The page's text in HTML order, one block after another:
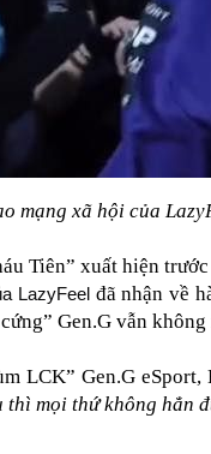
mạng xã hội của
Tiên” xuất hiện
LazyFeel đã nhận về
Gen.G vẫn
LCK” Gen.G
mọi thứ không hẳn